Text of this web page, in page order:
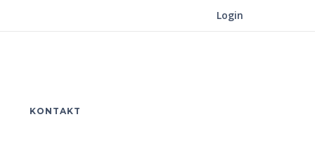
Login
KONTAKT